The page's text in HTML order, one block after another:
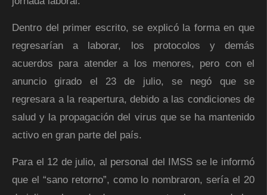
Dentro del primer escrito, se explicó la forma en que
regresarían a laborar, los protocolos y demás
acuerdos para atender a los menores, pero con el
anuncio girado el 23 de julio, se negó que se
regresara a la reapertura, debido a las condiciones de
salud y la propagación del virus que se ha mantenido
activo en gran parte del país.
Para el 12 de julio, al personal del IMSS se le informó
que el “sano retorno”, como lo nombraron, sería el 20